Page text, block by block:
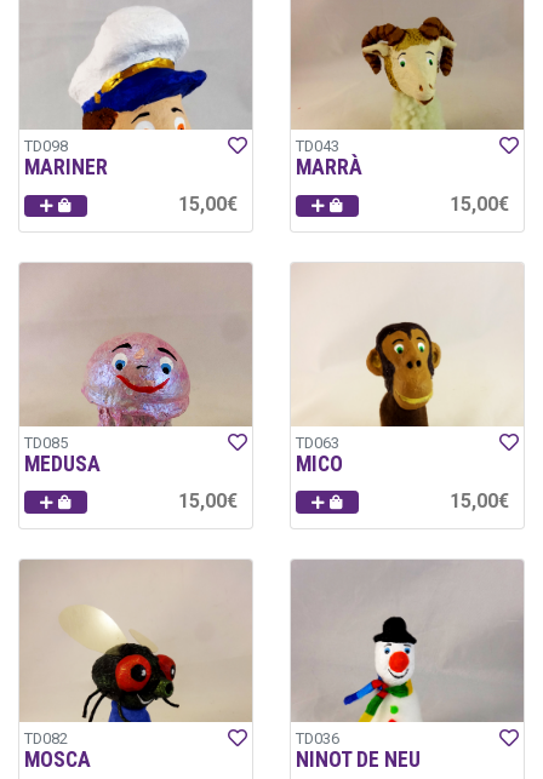
TD098
MARINER
15,00€
TD043
MARRÀ
15,00€
TD085
MEDUSA
15,00€
TD063
MICO
15,00€
TD082
MOSCA
TD036
NINOT DE NEU